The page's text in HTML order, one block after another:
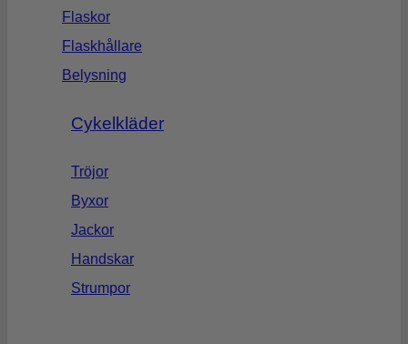
Flaskor
Flaskhållare
Belysning
Cykelkläder
Tröjor
Byxor
Jackor
Handskar
Strumpor